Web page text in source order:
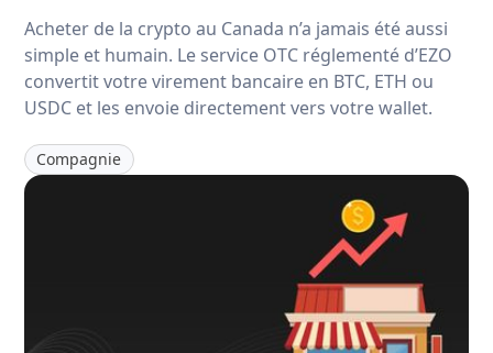
Acheter de la crypto au Canada n’a jamais été aussi
simple et humain. Le service OTC réglementé d’EZO
convertit votre virement bancaire en BTC, ETH ou
USDC et les envoie directement vers votre wallet.
Compagnie